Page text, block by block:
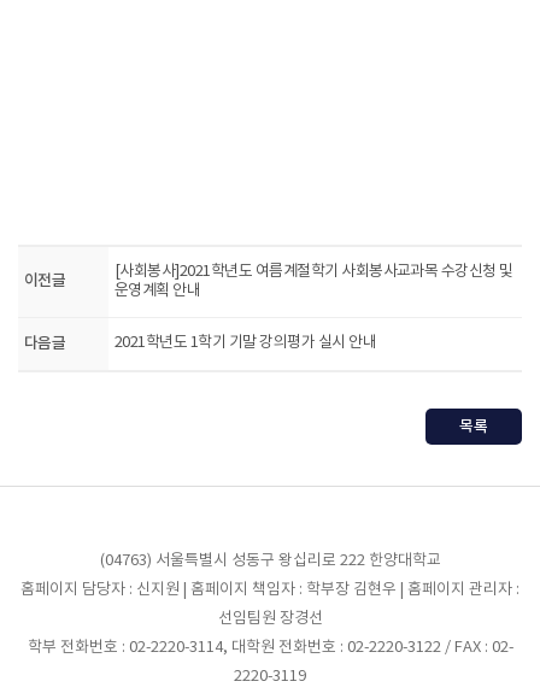
이전글
[사회봉사]2021학년도 여름계절학기 사회봉사교과목 수강신청 및
운영계획 안내
다음글 2021학년도 1학기 기말 강의평가 실시 안내
목록
(04763) 서울특별시 성동구 왕십리로 222 한양대학교
홈페이지 담당자 : 신지원 | 홈페이지 책임자 : 학부장 김현우 | 홈페이지 관리자 :
선임팀원 장경선
학부 전화번호 : 02-2220-3114, 대학원 전화번호 : 02-2220-3122 / FAX : 02-
2220-3119